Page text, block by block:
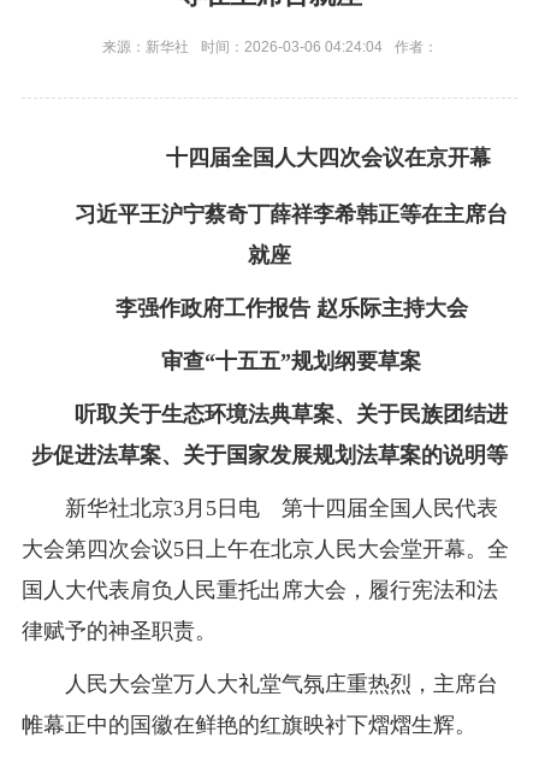
来源：新华社 时间：2026-03-06 04:24:04 作者：
十四届全国人大四次会议在京开幕
习近平王沪宁蔡奇丁薛祥李希韩正等在主席台
就座
李强作政府工作报告 赵乐际主持大会
审查“十五五”规划纲要草案
听取关于生态环境法典草案、关于民族团结进
步促进法草案、关于国家发展规划法草案的说明等
新华社北京3月5日电 第十四届全国人民代表
大会第四次会议5日上午在北京人民大会堂开幕。全
国人大代表肩负人民重托出席大会，履行宪法和法
律赋予的神圣职责。
人民大会堂万人大礼堂气氛庄重热烈，主席台
帷幕正中的国徽在鲜艳的红旗映衬下熠熠生辉。